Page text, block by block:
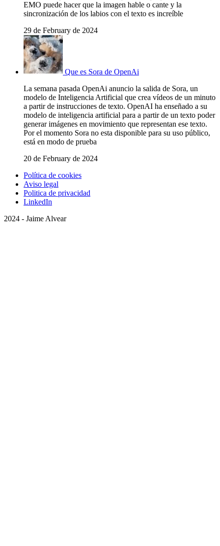
EMO puede hacer que la imagen hable o cante y la
sincronización de los labios con el texto es increíble
29 de February de 2024
Que es Sora de OpenAi
La semana pasada OpenAi anuncio la salida de Sora, un
modelo de Inteligencia Artificial que crea vídeos de un minuto
a partir de instrucciones de texto. OpenAI ha enseñado a su
modelo de inteligencia artificial para a partir de un texto poder
generar imágenes en movimiento que representan ese texto.
Por el momento Sora no esta disponible para su uso público,
está en modo de prueba
20 de February de 2024
Política de cookies
Aviso legal
Politica de privacidad
LinkedIn
2024 - Jaime Alvear